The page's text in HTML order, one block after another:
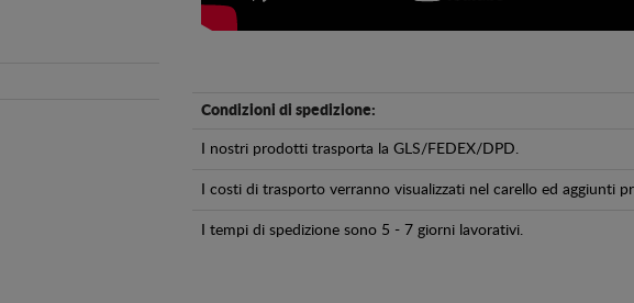
Condizioni di spedizione:
I nostri prodotti trasporta la GLS/FEDEX/DPD.
I costi di trasporto verranno visualizzati nel carello ed aggiunti
I tempi di spedizione sono 5 - 7 giorni lavorativi.